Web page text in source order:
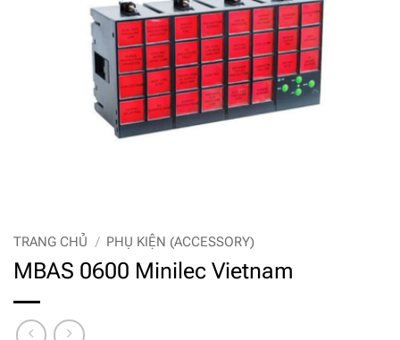
TRANG CHỦ / PHỤ KIỆN (ACCESSORY)
MBAS 0600 Minilec Vietnam